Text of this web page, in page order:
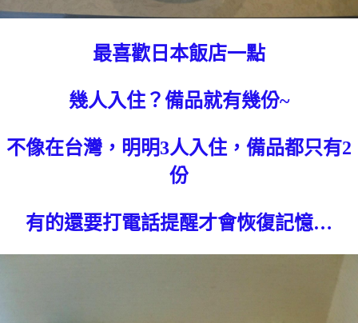
最喜歡日本飯店一點
幾人入住？備品就有幾份~
不像在台灣，明明3人入住，備品都只有2
份
有的還要打電話提醒才會恢復記憶…